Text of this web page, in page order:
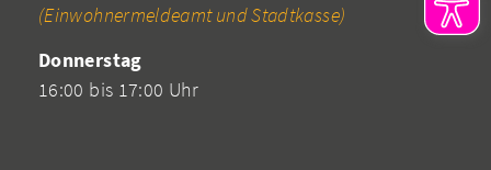
(Einwohnermeldeamt und Stadtkasse)
Donnerstag
16:00 bis 17:00 Uhr